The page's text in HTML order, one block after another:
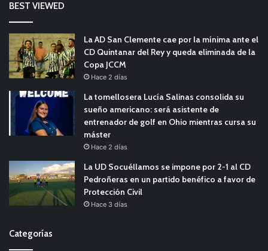
BEST VIEWED
La AD San Clemente cae por la mínima ante el
CD Quintanar del Rey y queda eliminada de la
Copa JCCM
Hace 2 días
La tomellosera Lucía Salinas consolida su
sueño americano: será asistente de
entrenador de golf en Ohio mientras cursa su
máster
Hace 2 días
La UD Socuéllamos se impone por 2-1 al CD
Pedroñeras en un partido benéfico a favor de
Protección Civil
Hace 3 días
Categorías